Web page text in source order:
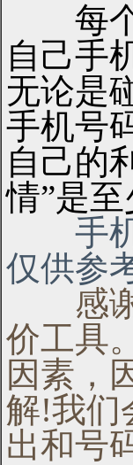
每个
自己手
无论是
手机号
自己的
情”是至
手机
仅供参
感谢
价工具
因素，
解!我们
出和号